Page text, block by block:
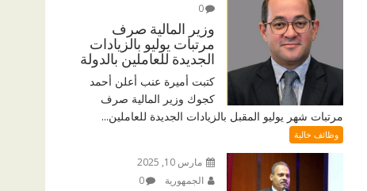
0
وزير المالية صرف
مرتبات يوليو بالزيادات
الجديدة للعاملين بالدولة
كتبت أميرة عنب أعلن أحمد
كجوك وزير المالية صرف
مرتبات شهر يوليو المقبل بالزيادات الجديدة للعاملين...
وظائف خالية
مارس 10, 2025
الجمهورية
0